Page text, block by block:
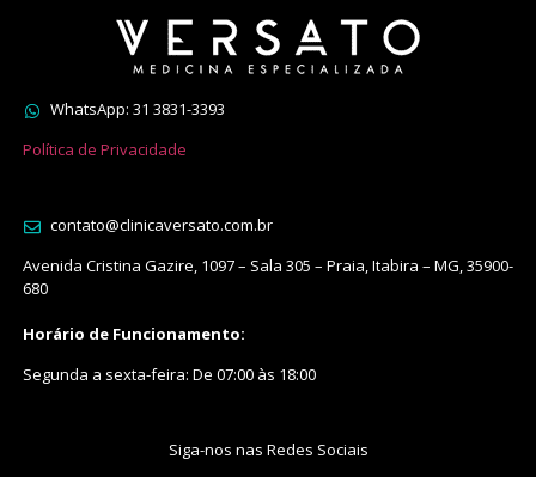
WhatsApp: 31 3831-3393
Política de Privacidade
contato@clinicaversato.com.br
Avenida Cristina Gazire, 1097 – Sala 305 – Praia, Itabira – MG, 35900-
680
Horário de Funcionamento:
Segunda a sexta-feira: De 07:00 às 18:00
Siga-nos nas Redes Sociais